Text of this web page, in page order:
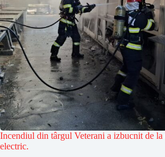
Incendiul din târgul Veterani a izbucnit de
electric.